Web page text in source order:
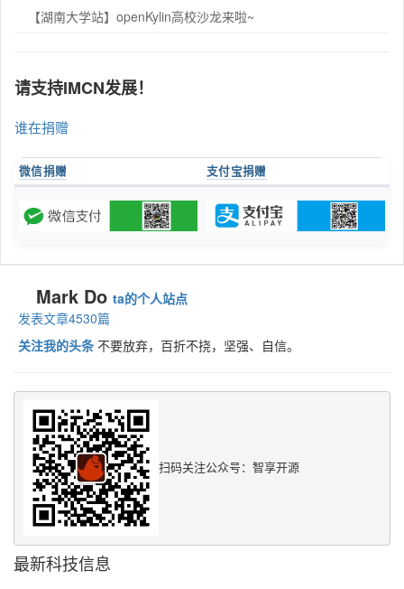
【湖南大学站】openKylin高校沙龙来啦~
请支持IMCN发展！
谁在捐赠
微信捐赠 支付宝捐赠
Mark Do ta的个人站点
发表文章4530篇
关注我的头条 不要放弃，百折不挠，坚强、自信。
扫码关注公众号：智享开源
最新科技信息